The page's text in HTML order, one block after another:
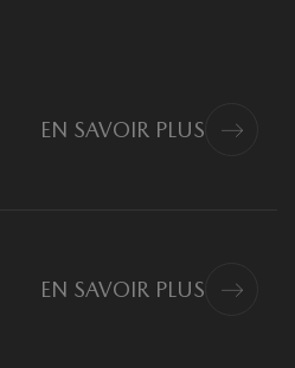
EN SAVOIR PLUS
EN SAVOIR PLUS